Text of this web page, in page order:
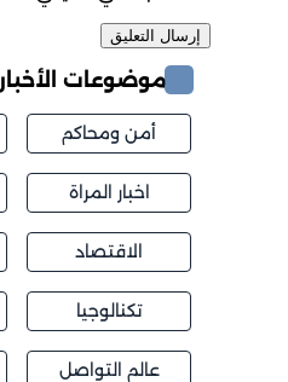
موضوعات الأخبار
أمن ومحاكم
اخبار المراة
الاقتصاد
تكنالوجيا
عالم التواصل